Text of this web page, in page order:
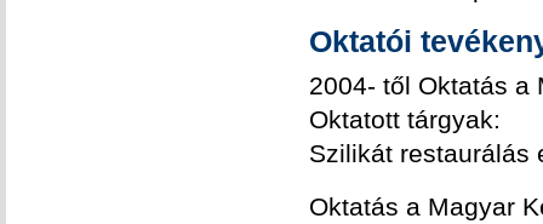
Oktatói
2004- től Oktatás a
Oktatott tárgyak:
Szilikát restaurálás
Oktatás a Magyar